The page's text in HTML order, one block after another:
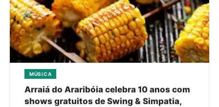
MÚSICA
Arraiá do Araribóia celebra 10 anos com
shows gratuitos de Swing & Simpatia,